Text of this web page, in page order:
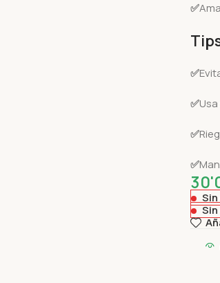
✅
✅
✅
✅
✅